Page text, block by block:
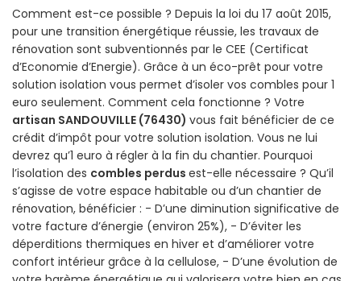
Comment est-ce possible ? Depuis la loi du 17 août 2015,
pour une transition énergétique réussie, les travaux de
rénovation sont subventionnés par le CEE (Certificat
d’Economie d’Energie). Grâce à un éco-prêt pour votre
solution isolation vous permet d’isoler vos combles pour 1
euro seulement. Comment cela fonctionne ? Votre
artisan SANDOUVILLE (76430) vous fait bénéficier de ce
crédit d’impôt pour votre solution isolation. Vous ne lui
devrez qu’1 euro à régler à la fin du chantier. Pourquoi
l’isolation des combles perdus est-elle nécessaire ? Qu’il
s’agisse de votre espace habitable ou d’un chantier de
rénovation, bénéficier : - D’une diminution significative de
votre facture d’énergie (environ 25%), - D’éviter les
déperditions thermiques en hiver et d’améliorer votre
confort intérieur grâce à la cellulose, - D’une évolution de